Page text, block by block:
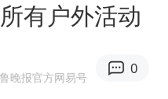
名创优品回应女子吐槽内裤质量差
有户外活动
晚报官方网易号
0